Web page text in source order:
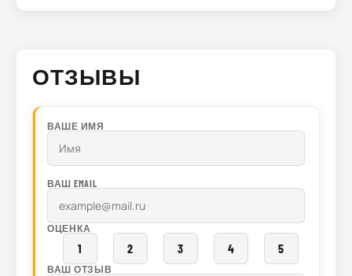
ОТЗЫВЫ
ВАШЕ ИМЯ
ВАШ EMAIL
ОЦЕНКА
1 2 3 4 5
ВАШ ОТЗЫВ